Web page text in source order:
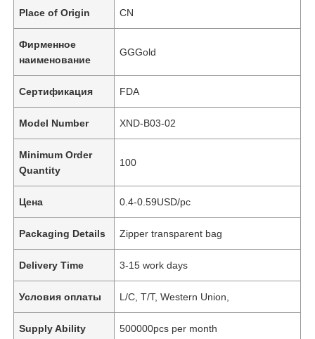
Place of Origin CN
Фирменное
наименование
GGGold
Сертификация FDA
Model Number XND-B03-02
Minimum Order
Quantity
100
Цена 0.4-0.59USD/pc
Packaging Details Zipper transparent bag
Delivery Time 3-15 work days
Условия оплаты L/C, T/T, Western Union,
Supply Ability 500000pcs per month